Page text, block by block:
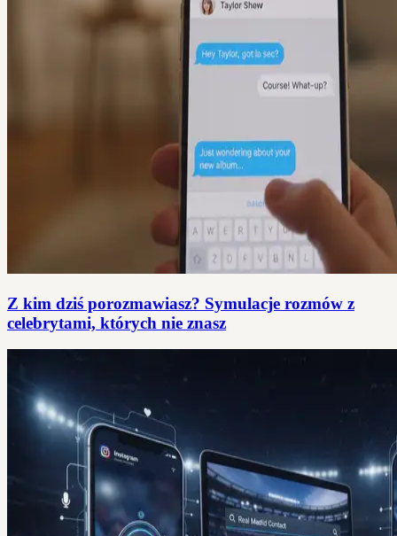
Z kim dziś porozmawiasz? Symulacje rozmów z
celebrytami, których nie znasz